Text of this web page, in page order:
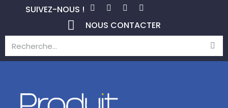
SUIVEZ-NOUS !
NOUS CONTACTER